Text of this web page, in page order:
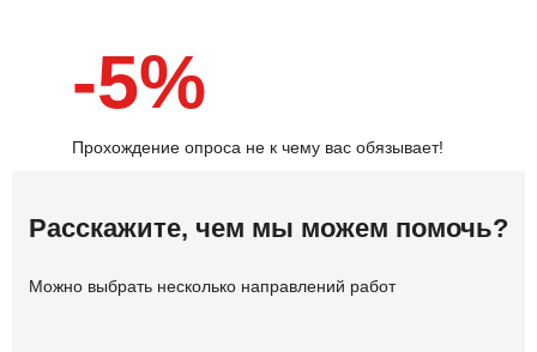
-5%
Прохождение опроса не к чему вас обязывает!
Расскажите, чем мы можем помочь?
Можно выбрать несколько направлений работ